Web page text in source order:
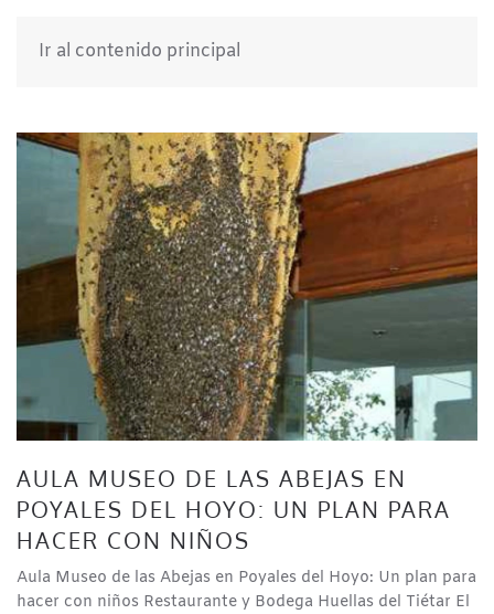
Ir al contenido principal
AULA MUSEO DE LAS ABEJAS EN
POYALES DEL HOYO: UN PLAN PARA
HACER CON NIÑOS
Aula Museo de las Abejas en Poyales del Hoyo: Un plan para
hacer con niños Restaurante y Bodega Huellas del Tiétar El